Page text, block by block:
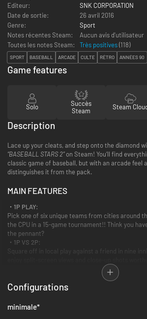
Editeur:
SNK CORPORATION
Date de sortie:
26 avril 2016
Genre:
Sport
Notes récentes Steam:
Aucun avis d'utilisateur
Toutes les notes Steam:
Très positives(118)
SPORT BASEBALL ARCADE CULTE RÉTRO ANNÉES 90
Game features
Solo
Succès
Steam
Steam
Description
Lace up your cleats, and step onto the diamond
“BASEBALL STARS 2”on Steam! You’ll find
classic game of baseball, but with an arcade feel
distinguishes it from the pack.
MAIN FEATURES
・1P PLAY:
Pick one of six unique teams from cities around
the CPU in a 15-game tournament!! Think you
the pennant?
・1P VS 2P:
Square off in local play against a friend in nine
Configure your controls, display language, video
your convenience for the best
** WILL NOT RUN ON Windows XP **
Configurations
minimale*